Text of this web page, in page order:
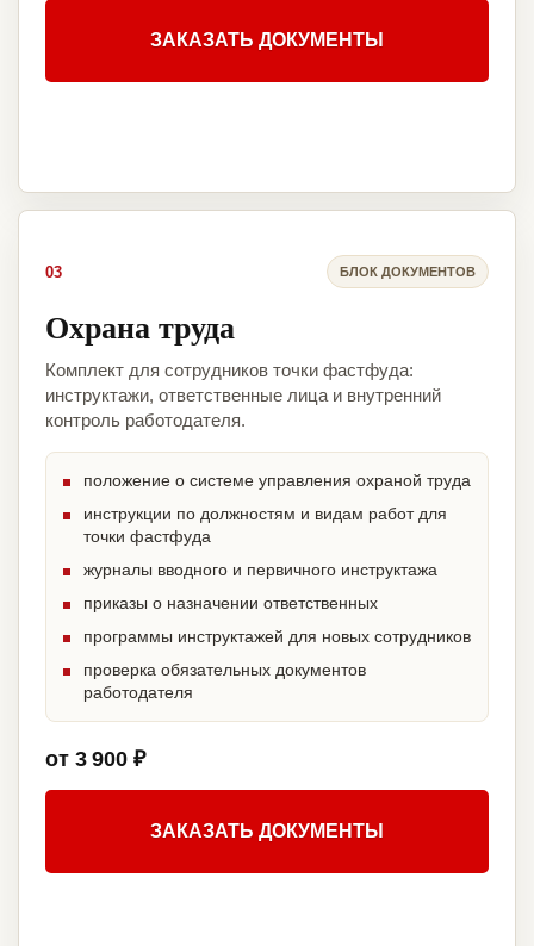
ЗАКАЗАТЬ ДОКУМЕНТЫ
03 БЛОК ДОКУМЕНТОВ
Охрана труда
Комплект для сотрудников точки фастфуда:
инструктажи, ответственные лица и внутренний
контроль работодателя.
положение о системе управления охраной труда
инструкции по должностям и видам работ для
точки фастфуда
журналы вводного и первичного инструктажа
приказы о назначении ответственных
программы инструктажей для новых сотрудников
проверка обязательных документов
работодателя
от 3 900 ₽
ЗАКАЗАТЬ ДОКУМЕНТЫ